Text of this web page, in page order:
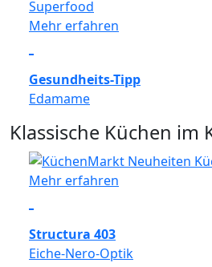
Mehr erfahren
Gesundheits-Tipp
Edamame
Klassische Küchen im
Mehr erfahren
Structura 403
Eiche-Nero-Optik